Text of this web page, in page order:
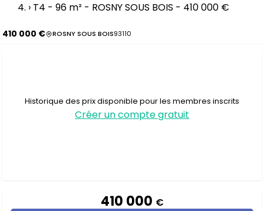
› T4 - 96 m² - ROSNY SOUS BOIS - 410 000 €
410 000 € ROSNY SOUS BOIS93110
Historique des prix disponible pour les membres inscrits
Créer un compte gratuit
410 000 €